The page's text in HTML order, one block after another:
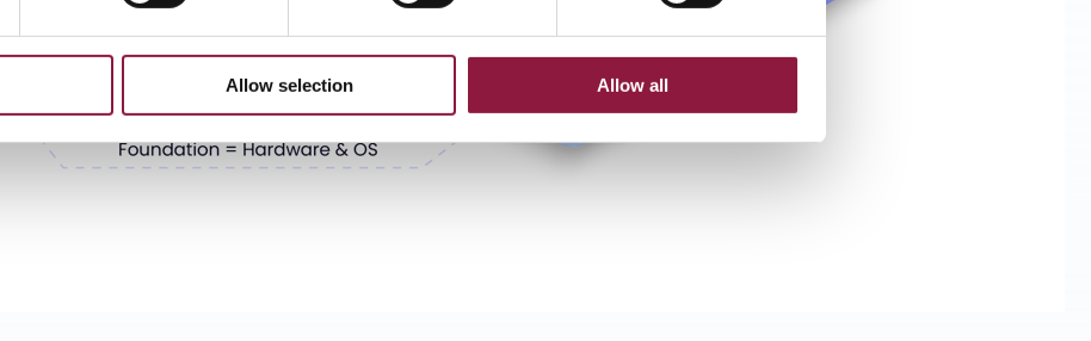
Allow selection Allow all